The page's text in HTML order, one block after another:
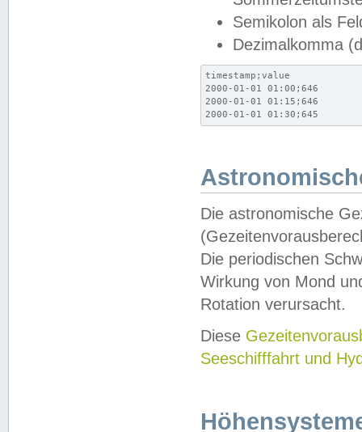
Semikolon als
Dezimalkomma
timestamp;value
2000-01-01 01:00;646
2000-01-01 01:15;646
2000-01-01 01:30;645
Die astronomische
Die periodischen
Wirkung von Mond
Rotation verursacht.
Diese
Seeschifffahrt und